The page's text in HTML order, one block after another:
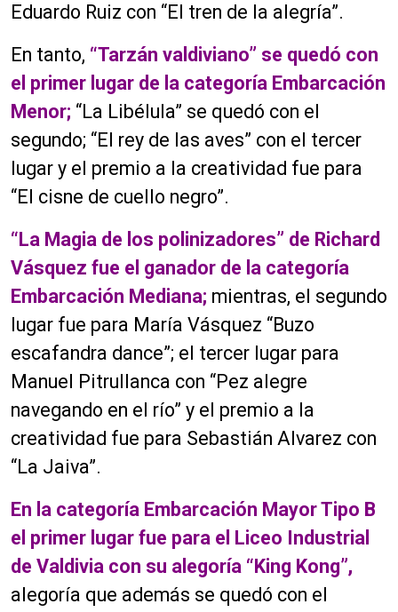
Eduardo Ruiz con “El tren de la alegría”.
En tanto, “Tarzán valdiviano” se quedó con
el primer lugar de la categoría Embarcación
Menor; “La Libélula” se quedó con el
segundo; “El rey de las aves” con el tercer
lugar y el premio a la creatividad fue para
“El cisne de cuello negro”.
“La Magia de los polinizadores” de Richard
Vásquez fue el ganador de la categoría
Embarcación Mediana; mientras, el segundo
lugar fue para María Vásquez “Buzo
escafandra dance”; el tercer lugar para
Manuel Pitrullanca con “Pez alegre
navegando en el río” y el premio a la
creatividad fue para Sebastián Alvarez con
“La Jaiva”.
En la categoría Embarcación Mayor Tipo B
el primer lugar fue para el Liceo Industrial
de Valdivia con su alegoría “King Kong”,
alegoría que además se quedó con el